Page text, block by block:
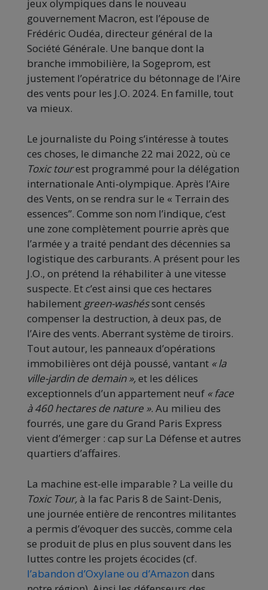
jeux olympiques dans le nouveau
gouvernement Macron, est l’épouse de
Frédéric Oudéa, directeur général de la
Société Générale. Une banque dont la
branche immobilière, la Sogeprom, est
justement l’opératrice du bétonnage de l’Aire
des vents pour les J.O. 2024. En famille, tout
va mieux.
Le journaliste du Poing s’intéresse à toutes
ces choses, le dimanche 22 mai 2022, où ce
Toxic tourest programmé pour la délégation
internationale Anti-olympique. Après l’Aire
des Vents, on se rendra sur le « Terrain des
essences”. Comme son nom l’indique, c’est
une zone complètement pourrie après que
l’armée y a traité pendant des décennies sa
logistique des carburants. A présent pour les
J.O., on prétend la réhabiliter à une vitesse
suspecte. Et c’est ainsi que ces hectares
habilement green-washéssont censés
compenser la destruction, à deux pas, de
l’Aire des vents. Aberrant système de tiroirs.
Tout autour, les panneaux d’opérations
immobilières ont déjà poussé, vantant « la
ville-jardin de demain »,et les délices
exceptionnels d’un appartement neuf « face
à 460 hectares de nature ». Au milieu des
fourrés, une gare du Grand Paris Express
vient d’émerger : cap sur La Défense et autres
quartiers d’affaires.
La machine est-elle imparable ? La veille du
Toxic Tour,à la fac Paris 8 de Saint-Denis,
une journée entière de rencontres militantes
a permis d’évoquer des succès, comme cela
se produit de plus en plus souvent dans les
luttes contre les projets écocides (cf.
l’abandon d’Oxylane ou d’Amazon dans